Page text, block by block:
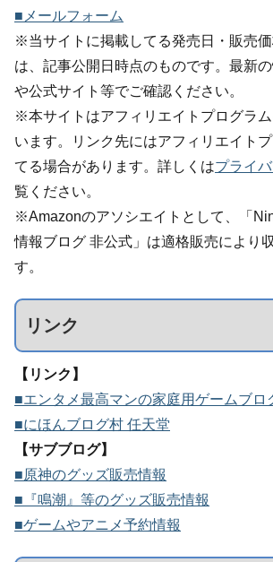
■メールフォーム
※当サイトに掲載してる発売日・販売
は、記事公開日時点のものです。最新
や公式サイト等でご確認ください。
※本サイトはアフィリエイトプログラ
います。リンク先にはアフィリエイト
てる場合があります。詳しくはプライ
覧ください。
※Amazonのアソシエイトとして、「
情報ブログ 非公式」は適格販売により
す。
リンク
【リンク】
■エンタメ最高マンの家庭用ゲームブロ
■にほんブログ村 任天堂
【サブブログ】
■原神のグッズ販売情報
■『鳴潮』等のグッズ販売情報
■ゲームやアニメ予約情報